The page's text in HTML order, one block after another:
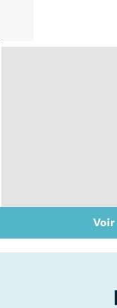
Le sperme : son
odeur, sa